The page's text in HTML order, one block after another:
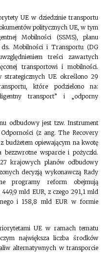
UE w dziedzinie transportu
politycznych UE, w tym
Mobilności (SSMS), planu
ds. Mobilności i Transportu (DG
treści zawartych
transportowi i mobilności.
strategicznych UE określono 29
które podzielono na:
transport” i „odporny
odbudowy jest tzw. Instrument
(z ang. The Recovery
budżetem opiewającym na kwotę
bezzwrotne wsparcie i pożyczki.
krajowych planów odbudowy
decyzją wykonawczą Rady
programy reform obejmują
mld EUR, z czego 291,1 mld
i 158,8 mld EUR w formie
UE w ramach tematu
największa liczba środków
alternatywnych w transporcie